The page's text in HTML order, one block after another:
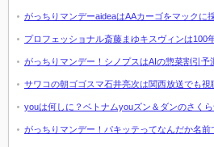
がっちりマンデーaideaはAAカーゴをマックに
プロフェッショナル斎藤まゆキスヴィンは100
がっちりマンデー！シノプスはAIの惣菜割引予
サワコの朝ゴゴスマ石井亮次は関西放送でも視
youは何しに？ベトナムyouズン＆ダンのさく
がっちりマンデー！パキッテってなんだか名前